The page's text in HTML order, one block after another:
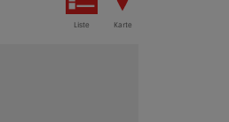
Liste Karte